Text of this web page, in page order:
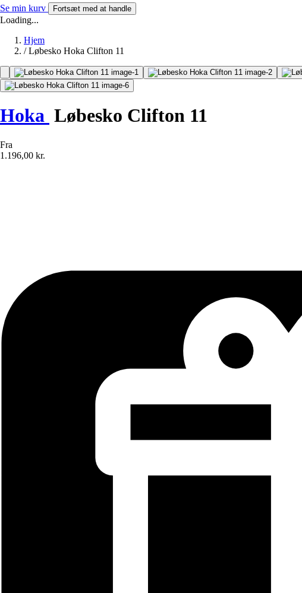
Se min kurv Fortsæt med at handle
Loading...
Hjem
/ Løbesko Hoka Clifton 11
Hoka Løbesko Clifton 11
Fra
1.196,00 kr.